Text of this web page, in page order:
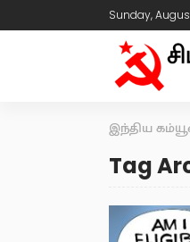
Sunday,
இந்திய
Tag